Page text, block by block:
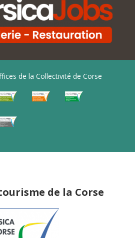
de la Collectivité de Corse
de la Corse